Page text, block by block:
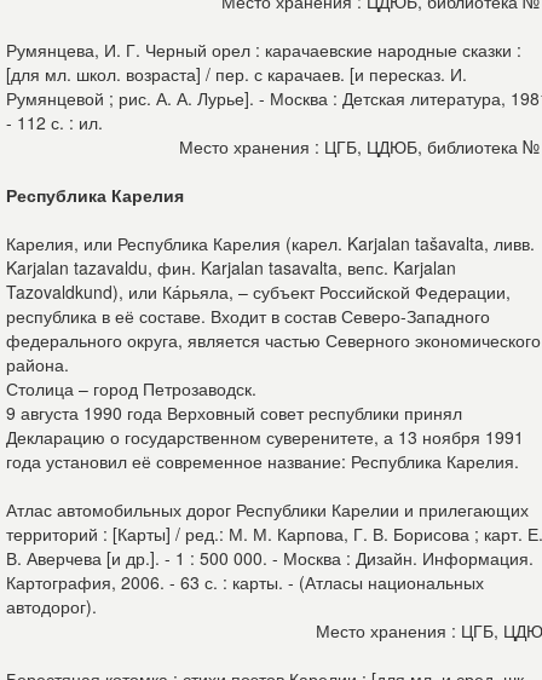
Румянцева, И. Г. Черный орел : карачаевские народные сказки :
[для мл. школ. возраста] / пер. с карачаев. [и пересказ. И.
Румянцевой ; рис. А. А. Лурье]. - Москва : Детская литература,
- 112 с. : ил.
Место хранения : ЦГБ, ЦДЮБ, библиотека
Республика Карелия
Карелия, или Республика Карелия (карел. Karjalan tašavalta, ливв.
Karjalan tazavaldu, фин. Karjalan tasavalta, вепс. Karjalan
Tazovaldkund), или Ка́рьяла, – субъект Российской Федерации,
республика в её составе. Входит в состав Северо-Западного
федерального округа, является частью Северного экономического
района.
Столица – город Петрозаводск.
9 августа 1990 года Верховный совет республики принял
Декларацию о государственном суверенитете, а 13 ноября 1991
года установил её современное название: Республика Карелия.
Атлас автомобильных дорог Республики Карелии и прилегающих
территорий : [Карты] / ред.: М. М. Карпова, Г. В. Борисова ; карт. Е.
В. Аверчева [и др.]. - 1 : 500 000. - Москва : Дизайн. Информация.
Картография, 2006. - 63 с. : карты. - (Атласы национальных
автодорог).
Место хранения : ЦГБ,